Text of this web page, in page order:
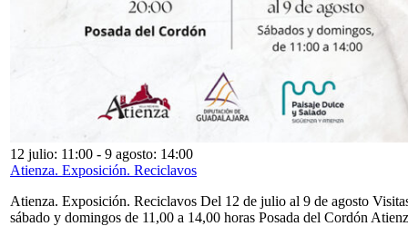
12 julio: 11:00 - 9 agosto: 14:00
Atienza. Exposición. Reciclavos
Atienza. Exposición. Reciclavos Del 12 de julio al 9 de agosto
sábado y domingos de 11,00 a 14,00 horas Posada del Cordón